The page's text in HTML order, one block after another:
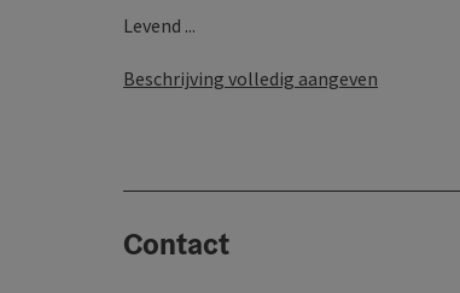
Levend ...
Beschrijving volledig aangeven
Contact